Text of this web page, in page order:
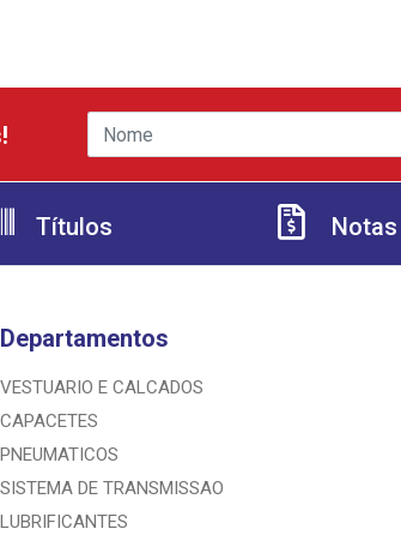
Títulos
Departamentos
VESTUARIO E CALCADOS
CAPACETES
PNEUMATICOS
SISTEMA DE TRANSMISSAO
LUBRIFICANTES